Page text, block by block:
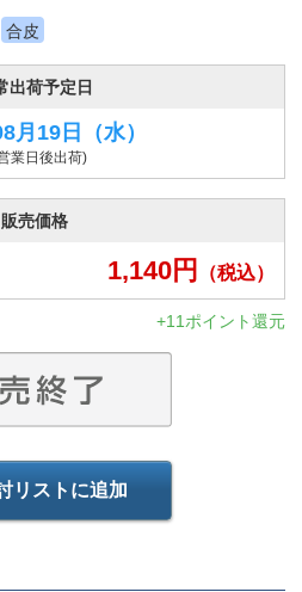
合皮
出荷予定日
月19日 （水）
業日後出荷)
販売価格
1,140円 （税込）
+11ポイント還元
リストに追加